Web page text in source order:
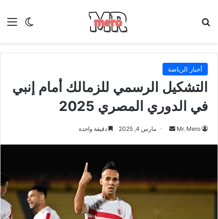
الوضع
أخبار الرياضة
التشكيل الرسمي للزمالك أمام إنبي
في الدوري المصري 2025
Mr. Mero
أرسل مارس 4, 2025 دقيقة واحدة